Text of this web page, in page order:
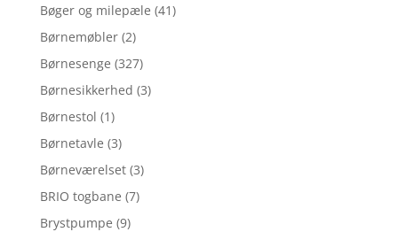
Bøger og milepæle (41)
Børnemøbler (2)
Børnesenge (327)
Børnesikkerhed (3)
Børnestol (1)
Børnetavle (3)
Børneværelset (3)
BRIO togbane (7)
Brystpumpe (9)